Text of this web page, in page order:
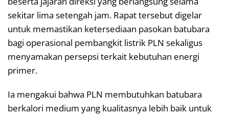
sekitar lima setengah jam. Rapat tersebut digelar
untuk memastikan ketersediaan pasokan batubara
bagi operasional pembangkit listrik PLN sekaligus
menyamakan persepsi terkait kebutuhan energi
primer.
Ia mengakui bahwa PLN membutuhkan batubara
berkalori medium yang kualitasnya lebih baik untuk